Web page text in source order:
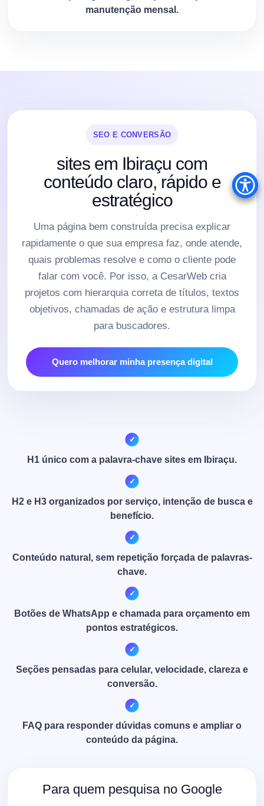
manutenção mensal.
SEO E CONVERSÃO
sites em Ibiraçu com
conteúdo claro, rápido e
estratégico
Uma página bem construída precisa explicar
rapidamente o que sua empresa faz, onde atende,
quais problemas resolve e como o cliente pode
falar com você. Por isso, a CesarWeb cria
projetos com hierarquia correta de títulos, textos
objetivos, chamadas de ação e estrutura limpa
para buscadores.
Quero melhorar minha presença digital
H1 único com a palavra-chave sites em Ibiraçu.
H2 e H3 organizados por serviço, intenção de busca e
benefício.
Conteúdo natural, sem repetição forçada de palavras-
chave.
Botões de WhatsApp e chamada para orçamento em
pontos estratégicos.
Seções pensadas para celular, velocidade, clareza e
conversão.
FAQ para responder dúvidas comuns e ampliar o
conteúdo da página.
Para quem pesquisa no Google